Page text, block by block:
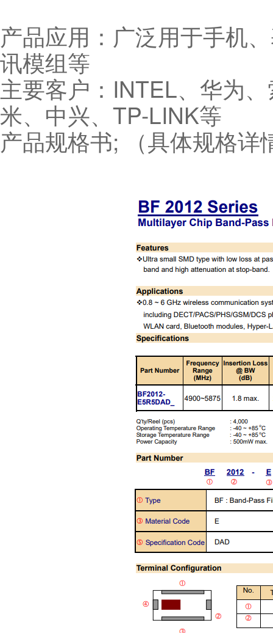
产品应用：广泛用于手机
讯模组等
主要客户：INTEL、华为
米、中兴、TP-LINK等
产品规格书; （具体规格详